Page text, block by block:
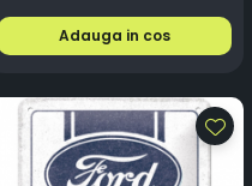
Adauga in cos